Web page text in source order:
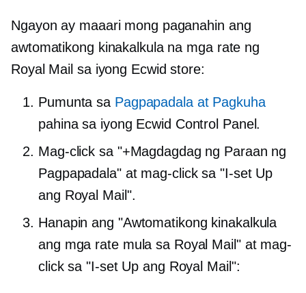
Ngayon ay maaari mong paganahin ang
awtomatikong kinakalkula na mga rate ng
Royal Mail sa iyong Ecwid store:
Pumunta sa Pagpapadala at Pagkuha
pahina sa iyong Ecwid Control Panel.
Mag-click sa "+Magdagdag ng Paraan ng
Pagpapadala" at mag-click sa "I-set Up
ang Royal Mail".
Hanapin ang "Awtomatikong kinakalkula
ang mga rate mula sa Royal Mail" at mag-
click sa "I-set Up ang Royal Mail":